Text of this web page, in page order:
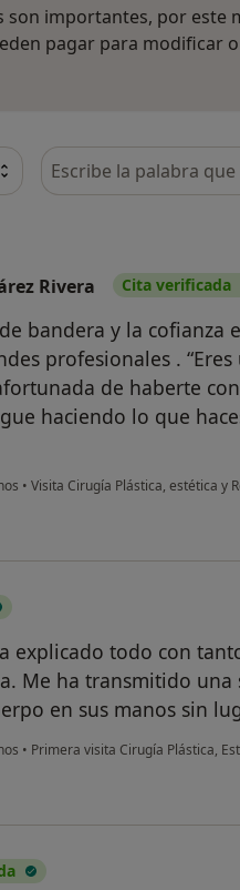
son importantes, por este
pagar para modificar
Busca en opiniones
Rivera Cita verificada
bandera y la cofianza
profesionales .
de haberte
haciendo lo que
• Visita Cirugía Plástica, estética y
explicado todo con
Me ha transmitido una
en sus manos sin
• Primera visita Cirugía Plástica,